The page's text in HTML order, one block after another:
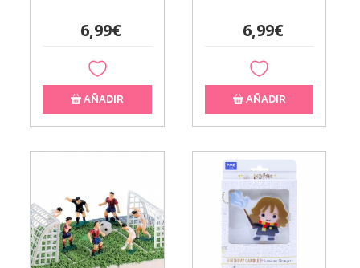
6,99€
AÑADIR
6,99€
AÑADIR